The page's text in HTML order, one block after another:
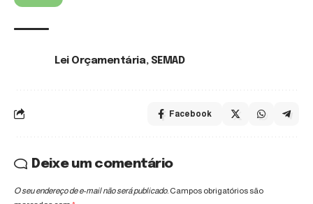
Lei Orçamentária, SEMAD
Facebook
Deixe um comentário
O seu endereço de e-mail não será publicado. Campos obrigatórios são